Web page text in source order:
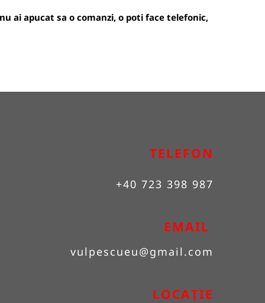
ai apucat sa o comanzi, o poti face telefonic,
TELEFON
+40 723 398 987
EMAIL
vulpescueu@gmail.com
LOCAȚIE